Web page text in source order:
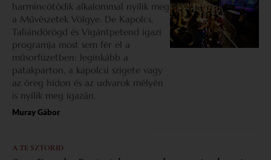
harmincötödik alkalommal nyílik meg
a Művészetek Völgye. De Kapolcs,
Taliándörögd és Vigántpetend igazi
programja most sem fér el a
műsorfüzetben: leginkább a
patakparton, a kapolcsi szigete vagy
az öreg hídon és az udvarok mélyén
is nyílik meg igazán.
Muray Gábor
A TE SZTORID